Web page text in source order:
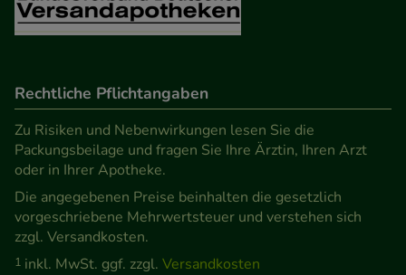
Rechtliche Pflichtangaben
Zu Risiken und Nebenwirkungen lesen Sie die
Packungsbeilage und fragen Sie Ihre Ärztin, Ihren Arzt
oder in Ihrer Apotheke.
Die angegebenen Preise beinhalten die gesetzlich
vorgeschriebene Mehrwertsteuer und verstehen sich
zzgl. Versandkosten.
1 inkl. MwSt. ggf. zzgl. Versandkosten